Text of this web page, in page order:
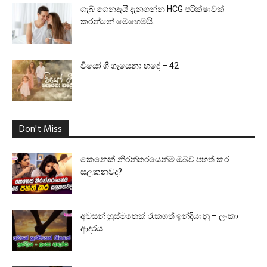
ගැබ් ගෙනදැයි දැනගන්න HCG පරීක්ෂාවක්
කරන්නේ මෙහෙමයි.
වියෝ ගී ගැයෙනා හදේ – 42
Don't Miss
කෙනෙක් නිරන්තරයෙන්ම ඔබව පහත් කර
සලකනවද?
අවසන් හුස්මතෙක් රැකගත් ඉන්දියානු – ලංකා
ආදරය